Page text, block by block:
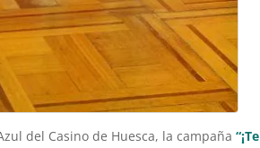
del Casino de Huesca, la campaña“¡Te